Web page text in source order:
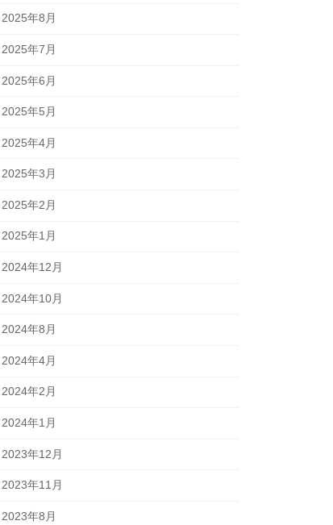
2025年8月
2025年7月
2025年6月
2025年5月
2025年4月
2025年3月
2025年2月
2025年1月
2024年12月
2024年10月
2024年8月
2024年4月
2024年2月
2024年1月
2023年12月
2023年11月
2023年8月